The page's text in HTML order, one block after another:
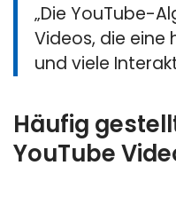
„Die YouTube-
Videos, die
und viele
Häufig
YouTube